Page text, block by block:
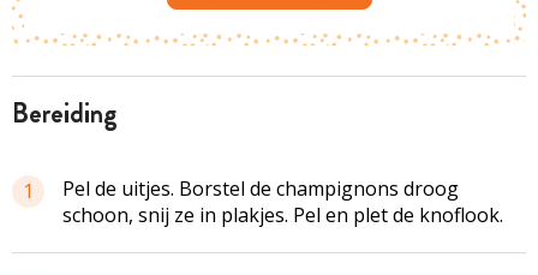
bereiding
1
Pel de uitjes. Borstel de champignons droog
schoon, snij ze in plakjes. Pel en plet de knoflook.